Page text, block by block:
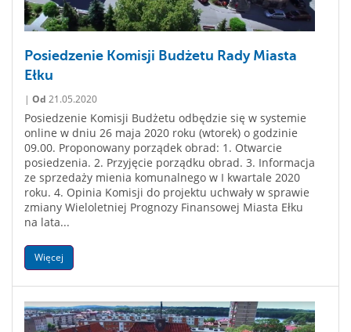
Posiedzenie Komisji Budżetu Rady Miasta
Ełku
| Od 21.05.2020
Posiedzenie Komisji Budżetu odbędzie się w systemie
online w dniu 26 maja 2020 roku (wtorek) o godzinie
09.00. Proponowany porządek obrad: 1. Otwarcie
posiedzenia. 2. Przyjęcie porządku obrad. 3. Informacja
ze sprzedaży mienia komunalnego w I kwartale 2020
roku. 4. Opinia Komisji do projektu uchwały w sprawie
zmiany Wieloletniej Prognozy Finansowej Miasta Ełku
na lata...
Więcej